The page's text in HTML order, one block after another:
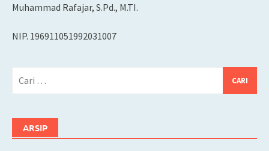
Muhammad Rafajar, S.Pd., M.TI.
NIP. 196911051992031007
ARSIP